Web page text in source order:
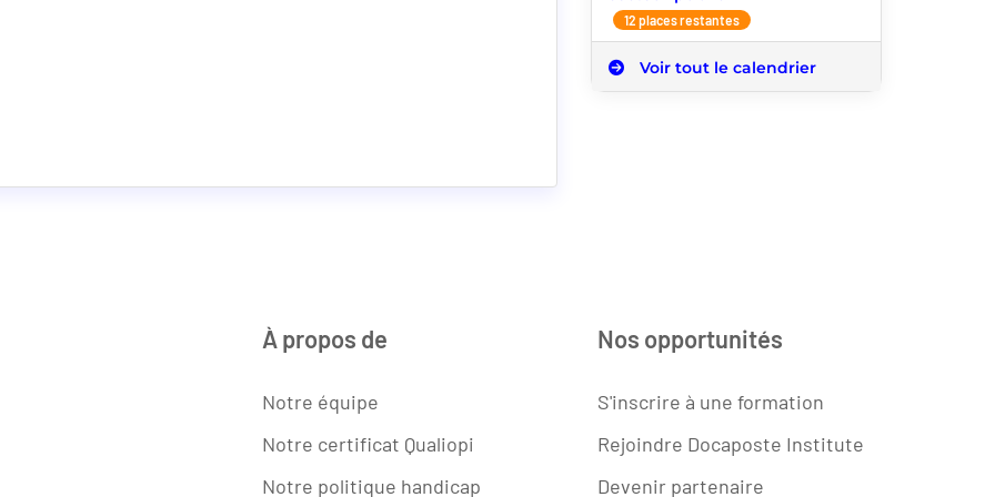
12 places restantes
Voir tout le calendrier
À propos de
Notre équipe
Notre certificat Qualiopi
Notre politique handicap
Nos opportunités
S'inscrire à une formation
Rejoindre Docaposte Institute
Devenir partenaire